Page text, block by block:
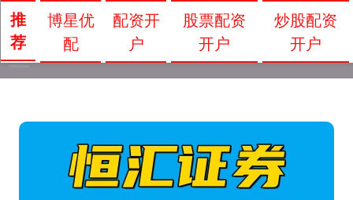
推
荐
博星优
配
配资开
户
股票配资
开户
炒股配资
开户